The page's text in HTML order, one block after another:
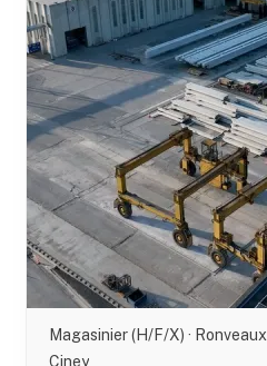
Magasinier (H/F/X) · Ronveaux
Ciney